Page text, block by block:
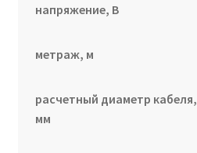
напряжение, В
метраж, м
расчетный диаметр кабеля,
мм